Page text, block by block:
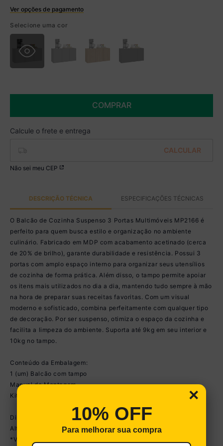
Ver opções de pagamento
R$ 208,99 à vista no Boleto
(
% de desconto)
Você economiza
Selecione uma cor
COMPRAR
Não sei meu CEP
DESCRIÇÃO TÉCNICA ESPECIFICAÇÕES TÉCNICAS
O Balcão de Cozinha Suspenso 3 Portas Multimóveis MP2166 é
perfeito para quem busca estilo e organização no ambiente
culinário. Fabricado em MDP com acabamento acetinado (cerca
de 20% de brilho), garante durabilidade e resistência. Possui 3
portas com amplo espaço interno para organizar seus utensílios
de cozinha de forma prática. Além disso, o tampo permite apoiar
os itens mais utilizados no dia a dia, mantendo tudo sempre à mão
na hora de preparar suas receitas favoritas. Com um visual
moderno e sofisticado, combina perfeitamente com qualquer tipo
de decoração. Por ser suspenso, otimiza o espaço da cozinha e
facilita a limpeza do ambiente. Suporta até 9kg em seu interior e
10kg no tampo.
Conteúdo da Embalagem:
1 (um) Balcão com tampo
Manual de Montagem
Kit Ferragem
Dimensões do produto montado:
Altura: 39,5cm | Largura: 93cm | Profundidade: 31,5cm
*Você pode consultar as medidas detalhadas na imagem técnica
×
10% OFF
Para melhorar sua compra